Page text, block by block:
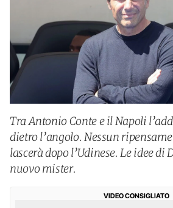
Tra Antonio Conte e il Napoli
dietro l’angolo. Nessun
lascerà dopo l’Udinese. Le idee di
nuovo mister.
VIDEO CONSIGLIATO